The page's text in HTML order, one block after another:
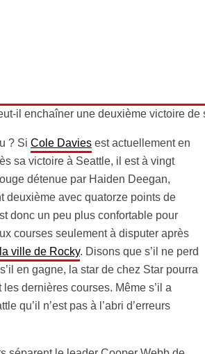
il enchaîner une deuxième victoire de
? Si Cole Davies est actuellement en
sa victoire à Seattle, il est à vingt
détenue par Haiden Deegan,
deuxième avec quatorze points de
donc un peu plus confortable pour
courses seulement à disputer après
ville de Rocky. Disons que s’il ne perd
en gagne, la star de chez Star pourra
dernières courses. Même s’il a
qu’il n’est pas à l’abri d’erreurs